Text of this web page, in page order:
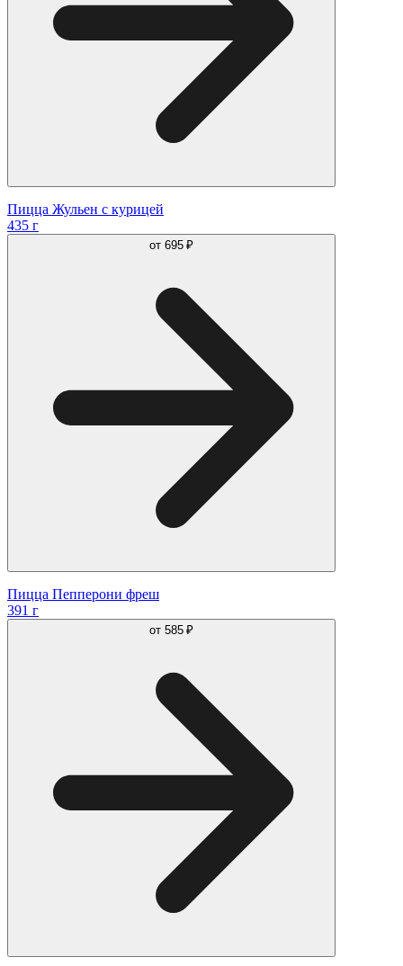
Пицца Жульен с курицей
435 г
от 695 ₽
Пицца Пепперони фреш
391 г
от 585 ₽